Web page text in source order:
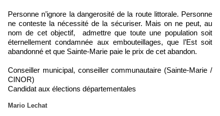
Personne n’ignore la dangerosité de la route littorale. Personne
ne conteste la nécessité de la sécuriser. Mais on ne peut, au
nom de cet objectif, admettre que toute une population soit
éternellement condamnée aux embouteillages, que l’Est soit
abandonné et que Sainte-Marie paie le prix de cet abandon.
Conseiller municipal, conseiller communautaire (Sainte-Marie /
CINOR)
Candidat aux élections départementales
Mario Lechat